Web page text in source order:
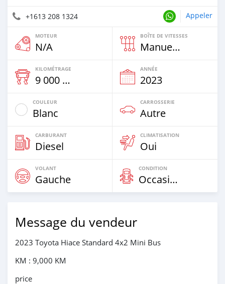
+1613 208 1324 Appeler
MOTEUR
N/A
BOÎTE DE VITESSES
Manuelle
KILOMÉTRAGE
9 000 Km
ANNÉE
2023
COULEUR
Blanc
CARROSSERIE
Autre
CARBURANT
Diesel
CLIMATISATION
Oui
VOLANT
Gauche
CONDITION
Occasion
Message du vendeur
2023 Toyota Hiace Standard 4x2 Mini Bus
KM : 9,000 KM
price